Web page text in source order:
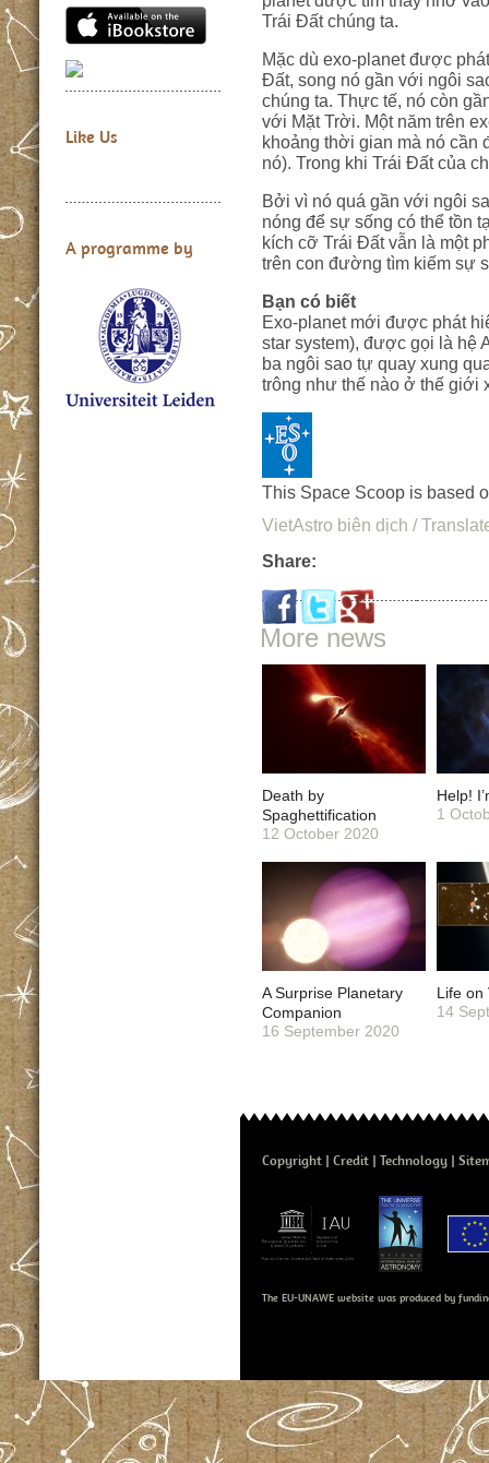
Like Us
A programme by
Trái Đất chúng ta.
Mặc dù exo-planet được
Đất, song nó gần với ngôi
chúng ta. Thực tế, nó còn
với Mặt Trời. Một năm trên
khoảng thời gian mà nó cần
nó). Trong khi Trái Đất của
Bởi vì nó quá gần với ngôi
nóng để sự sống có thể tồn
kích cỡ Trái Đất vẫn là một
trên con đường tìm kiếm sự
Bạn có biết
Exo-planet mới được phát
star system), được gọi là hệ
ba ngôi sao tự quay xung
trông như thế nào ở thế giới
This Space Scoop is based
VietAstro biên dịch /
Share:
More news
Death by
Spaghettification
12 October 2020
Help!
1
A Surprise Planetary
Companion
16 September 2020
Life on
14
Copyright Credit Technology
The EU-UNAWE website was produced by